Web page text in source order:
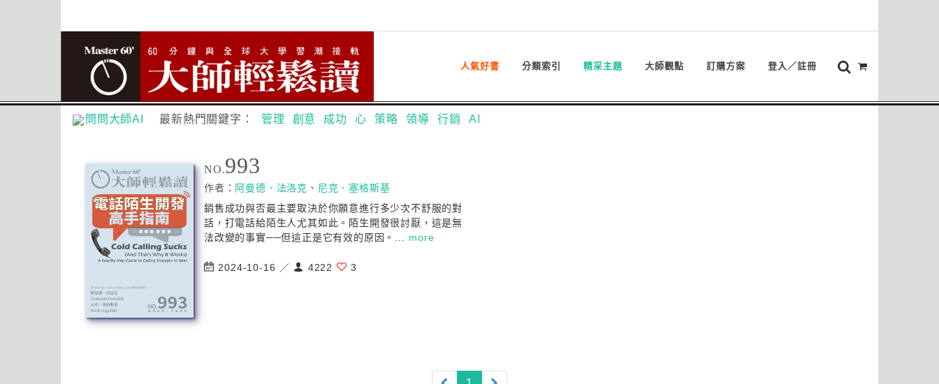
人氣好書 分類索引 精采主題 大師觀點 訂購方案 登入／註冊
問問大師AI 最新熱門關鍵字： 管理 創意 成功 心 策略 領導 行銷 AI
NO.993
作者： 阿曼德．法洛克 、 尼克．塞格斯基
銷售成功與否最主要取決於你願意進行多少次不舒服的對
話，打電話給陌生人尤其如此。陌生開發很討厭，這是無
法改變的事實──但這正是它有效的原因。... more
2024-10-16 ／ 4222 3